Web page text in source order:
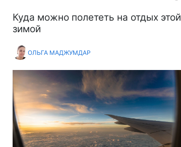
Куда можно полететь на отдых этой
зимой
ОЛЬГА МАДЖУМДАР